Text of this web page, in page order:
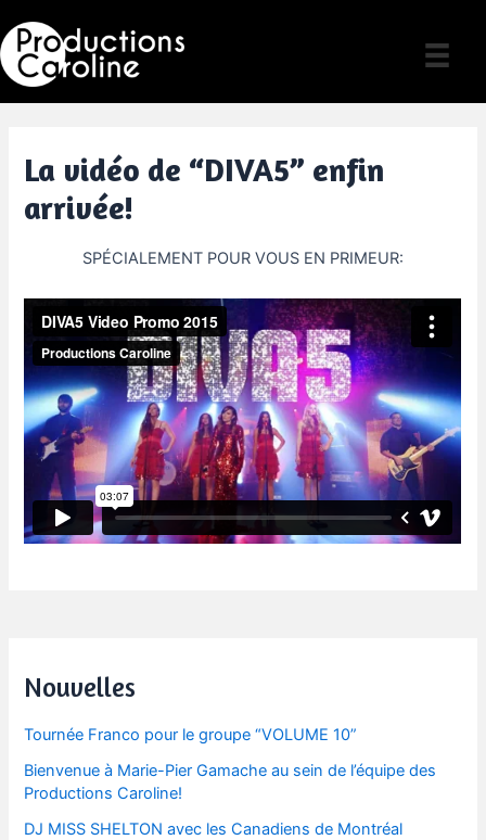
to
content
La vidéo de “DIVA5” enfin
arrivée!
SPÉCIALEMENT POUR VOUS EN PRIMEUR:
Nouvelles
Tournée Franco pour le groupe “VOLUME 10”
Bienvenue à Marie-Pier Gamache au sein de l’équipe des
Productions Caroline!
DJ MISS SHELTON avec les Canadiens de Montréal